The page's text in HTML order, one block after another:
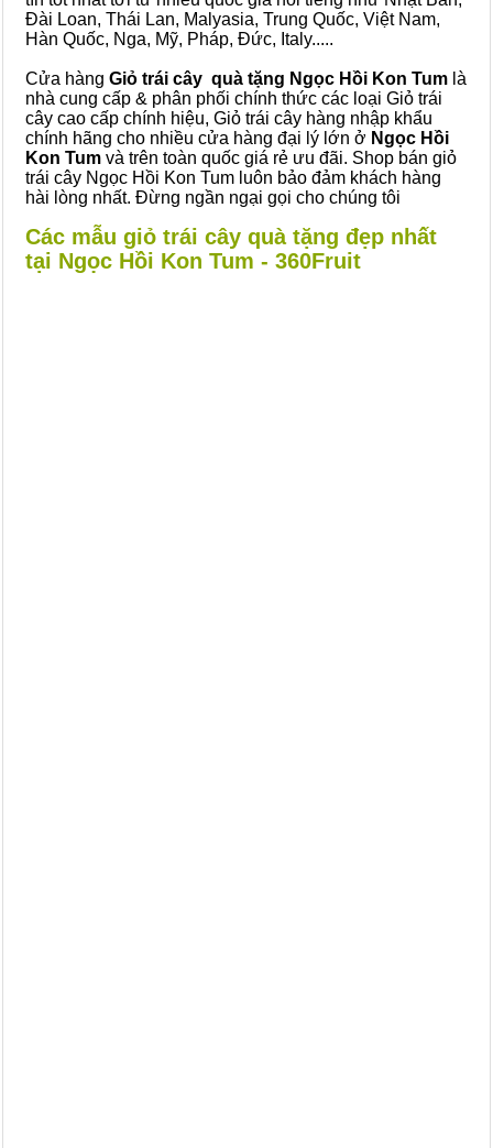
Đài Loan, Thái Lan, Malyasia, Trung Quốc, Việt Nam,
Hàn Quốc, Nga, Mỹ, Pháp, Đức, Italy.....
Cửa hàng Giỏ trái cây quà tặng Ngọc Hồi Kon Tum là
nhà cung cấp & phân phối chính thức các loại Giỏ trái
cây cao cấp chính hiệu, Giỏ trái cây hàng nhập khẩu
chính hãng cho nhiều cửa hàng đại lý lớn ở Ngọc Hồi
Kon Tum và trên toàn quốc giá rẻ ưu đãi. Shop bán giỏ
trái cây Ngọc Hồi Kon Tum luôn bảo đảm khách hàng
hài lòng nhất. Đừng ngần ngại gọi cho chúng tôi
Các mẫu giỏ trái cây quà tặng đẹp nhất
tại Ngọc Hồi Kon Tum - 360Fruit